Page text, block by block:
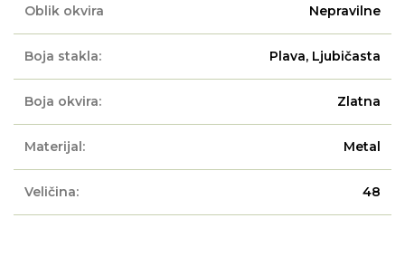
Oblik okvira Nepravilne
Boja stakla: Plava, Ljubičasta
Boja okvira: Zlatna
Materijal: Metal
Veličina: 48